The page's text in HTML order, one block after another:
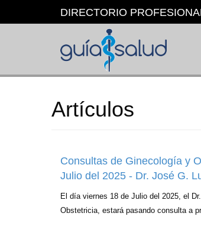
DIRECTORIO
Artículos
Consultas de Ginecología y
Julio del 2025 - Dr. José G.
El día viernes 18 de Julio del 2025, el
Obstetricia, estará pasando consulta a